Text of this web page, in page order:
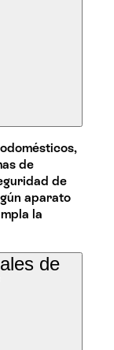
de
de
aparato
la
de